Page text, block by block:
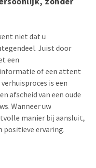
niet dat u
Juist door
een
of een attent
is een
afscheid van een oude
Wanneer uw
manier bij aansluit,
positieve ervaring.